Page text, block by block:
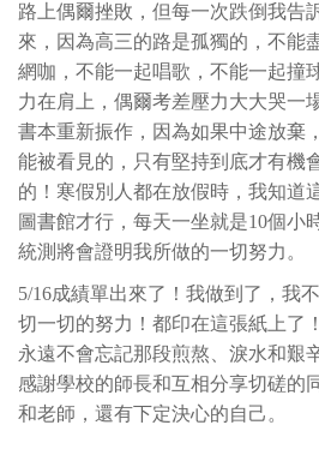
路上偶爾挫敗，但每一次跌倒我告
來，因為高三的路是孤獨的，不能
網咖，不能一起唱歌，不能一起撞
力在肩上，偶爾考差壓力大大哭一
書本重新振作，因為如果中途放棄
能被看見的，只有堅持到底才有機
的！寒假別人都在放假時，我知道
圖書館才行，每天一坐就是10個小
統測將會證明我所做的一切努力。
5/16成績單出來了！我做到了，我
切一切的努力！都印在這張紙上了
永遠不會忘記那段煎熬、淚水和艱
感謝學校的師長和互相分享切磋的
和老師，還有下定決心的自己。